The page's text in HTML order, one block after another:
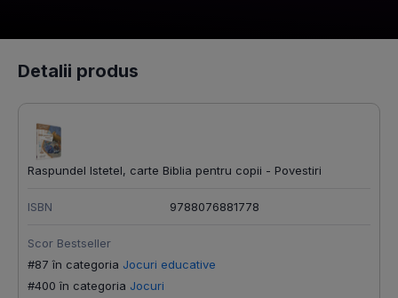
Detalii produs
Raspundel Istetel, carte Biblia pentru copii - Povestiri
ISBN 9788076881778
Scor Bestseller
#87 în categoria Jocuri educative
#400 în categoria Jocuri